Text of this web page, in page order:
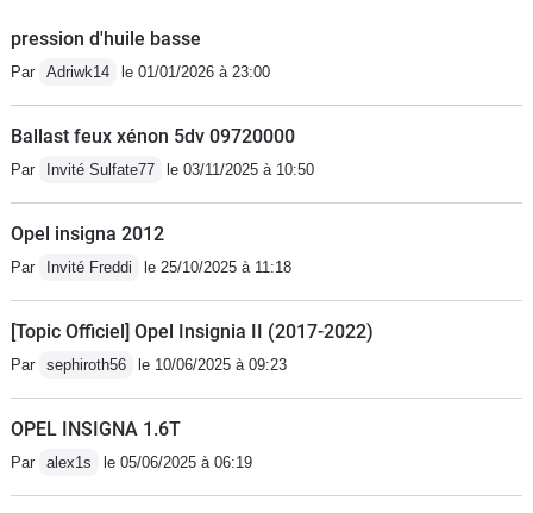
pression d'huile basse
Par Adriwk14 le 01/01/2026 à 23:00
Ballast feux xénon 5dv 09720000
Par Invité Sulfate77 le 03/11/2025 à 10:50
Opel insigna 2012
Par Invité Freddi le 25/10/2025 à 11:18
[Topic Officiel] Opel Insignia II (2017-2022)
Par sephiroth56 le 10/06/2025 à 09:23
OPEL INSIGNA 1.6T
Par alex1s le 05/06/2025 à 06:19